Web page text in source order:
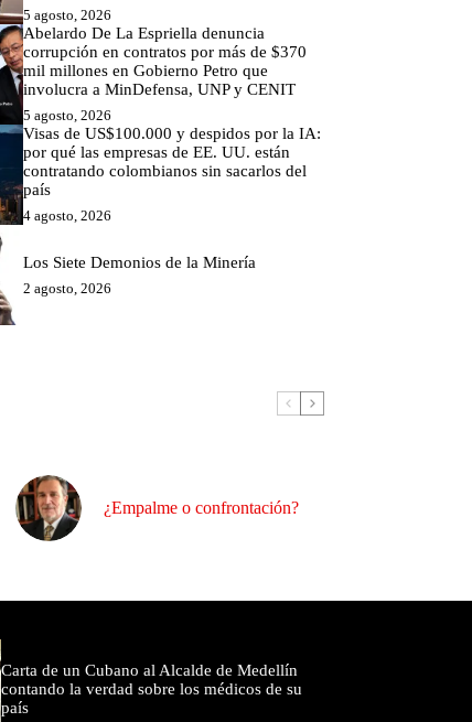
5 agosto, 2026
Abelardo De La Espriella denuncia
corrupción en contratos por más de $370
mil millones en Gobierno Petro que
involucra a MinDefensa, UNP y CENIT
5 agosto, 2026
Visas de US$100.000 y despidos por la IA:
por qué las empresas de EE. UU. están
contratando colombianos sin sacarlos del
país
4 agosto, 2026
Los Siete Demonios de la Minería
2 agosto, 2026
¿Empalme o confrontación?
Carta de un Cubano al Alcalde de Medellín
contando la verdad sobre los médicos de su
país